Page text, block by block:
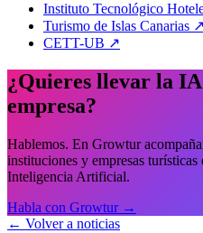
Instituto Tecnológico
Turismo de Islas Canarias ↗
CETT-UB ↗
¿Quieres llevar la
empresa?
Hablemos. En Growtur
instituciones y empresas
Inteligencia Artificial.
Habla con Growtur →
← Volver a noticias